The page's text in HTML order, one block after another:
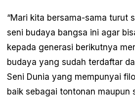
“Mari kita bersama-sama turut
seni budaya bangsa ini agar
kepada generasi berikutnya
budaya yang sudah terdaftar
Seni Dunia yang mempunyai
baik sebagai tontonan maupun